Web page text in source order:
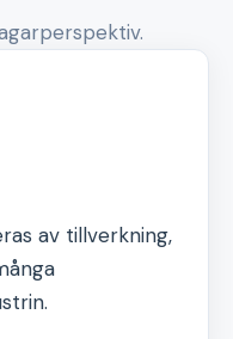
av tillverkning,